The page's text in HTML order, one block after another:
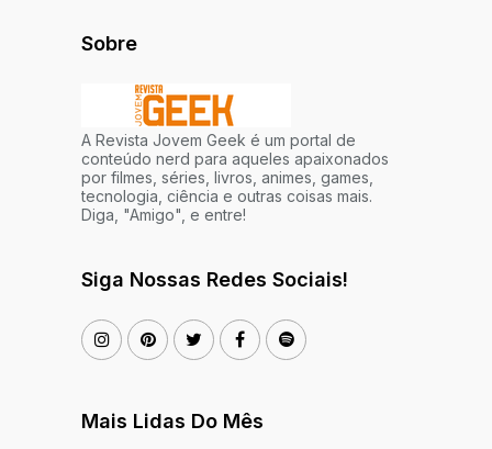
Sobre
A Revista Jovem Geek é um portal de
conteúdo nerd para aqueles apaixonados
por filmes, séries, livros, animes, games,
tecnologia, ciência e outras coisas mais.
Diga, "Amigo", e entre!
Siga Nossas Redes Sociais!
Mais Lidas Do Mês